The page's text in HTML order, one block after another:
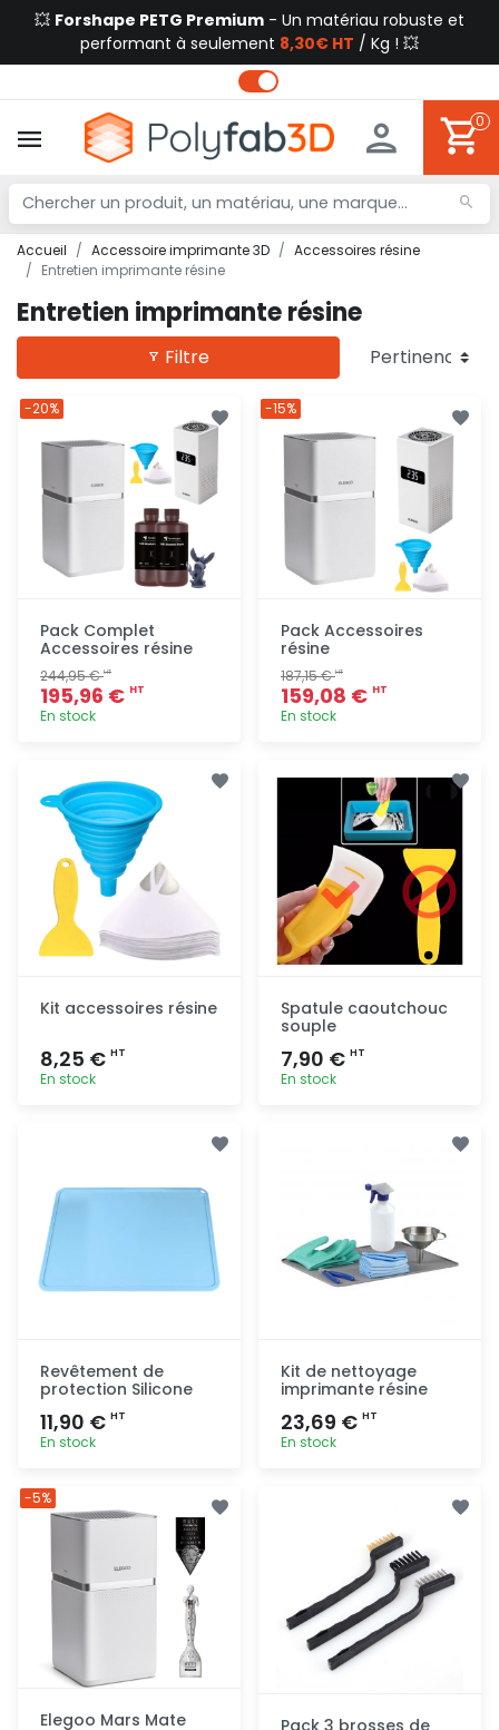
💥 Forshape PETG Premium - Un matériau robuste et
performant à seulement 8,30€ HT / Kg ! 💥
0
Accueil Accessoire imprimante 3D
Accessoires résine
Entretien imprimante résine
Entretien imprimante résine
Filtre
Pack Complet
Accessoires résine
244,95 €HT
195,96 € HT
En stock
rapide
-20%
Pack Accessoires
résine
187,15 €HT
159,08 € HT
En stock
rapide
-15%
Kit accessoires résine
8,25 € HT
En stock
Spatule caoutchouc
souple
7,90 € HT
En stock
Revêtement de
protection Silicone
11,90 € HT
En stock
rapide
Kit de nettoyage
imprimante résine
23,69 € HT
En stock
Elegoo Mars Mate
-5%
Pack 3 brosses de